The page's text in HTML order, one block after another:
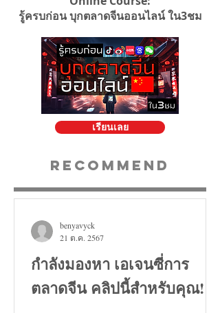
รู้ครบก่อน บุกตลาดจีนออนไลน์ ใน3ชม
เรียนเลย
Recommend
กำลังมองหา เอเจนซี่การ
ตลาดจีน คลิปนี้สำหรับคุณ!
benyavyck
21 ต.ค. 2567